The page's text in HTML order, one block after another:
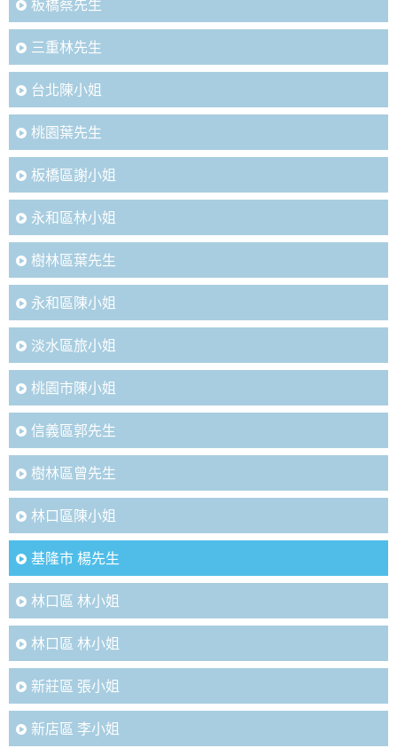
板橋蔡先生
三重林先生
台北陳小姐
桃園葉先生
板橋區謝小姐
永和區林小姐
樹林區葉先生
永和區陳小姐
淡水區旅小姐
桃園市陳小姐
信義區郭先生
樹林區曾先生
林口區陳小姐
基隆市 楊先生
林口區 林小姐
林口區 林小姐
新莊區 張小姐
新店區 李小姐